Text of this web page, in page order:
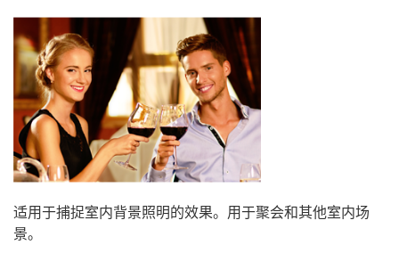
适用于捕捉室内背景照明的效果。用于聚会和其他室内场
景。